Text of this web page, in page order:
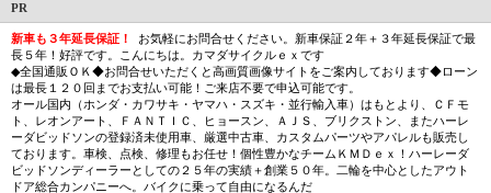
PR
新車も３年延長保証！
お気軽にお問合せください。新車保証２年＋３年延長保証で最
長５年！好評です。こんにちは。カマダサイクルｅｘです
◆全国通販ＯＫ◆お問合せいただくと高画質画像サイトをご案内しております◆ローン
は最長１２０回までお支払い可能！ご来店不要で申込可能です。
オール国内（ホンダ・カワサキ・ヤマハ・スズキ・並行輸入車）はもとより、ＣＦモ
ト、レオンアート、ＦＡＮＴＩＣ、ヒョースン、ＡＪＳ、ブリクストン、またハーレ
ーダビッドソンの登録済未使用車、厳選中古車、カスタムパーツやアパレルも販売し
ております。車検、点検、修理もお任せ！個性豊かなチームＫＭＤｅｘ！ハーレーダ
ビッドソンディーラーとしての２５年の実績＋創業５０年。二輪を中心としたアウト
ドア総合カンパニーへ。バイクに乗って自由になるんだ